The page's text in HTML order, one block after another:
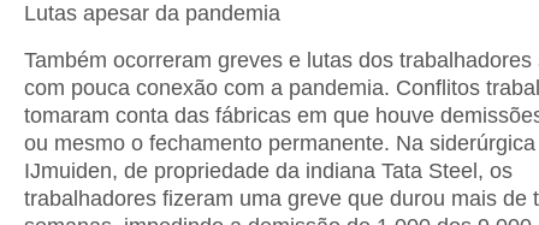
Lutas apesar da pandemia
Também ocorreram greves e lutas dos trabalhadores
com pouca conexão com a pandemia. Conflitos
tomaram conta das fábricas em que houve
ou mesmo o fechamento permanente. Na
IJmuiden, de propriedade da indiana Tata Steel, os
trabalhadores fizeram uma greve que durou mais de